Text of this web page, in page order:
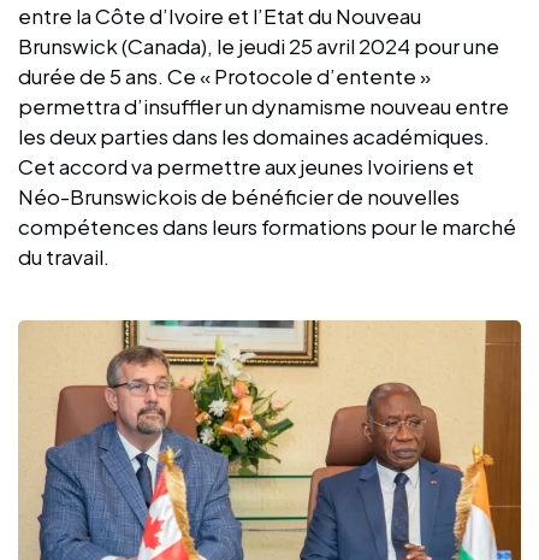
entre la Côte d’Ivoire et l’Etat du Nouveau
Brunswick (Canada), le jeudi 25 avril 2024 pour une
durée de 5 ans. Ce « Protocole d’entente »
permettra d’insuffler un dynamisme nouveau entre
les deux parties dans les domaines académiques.
Cet accord va permettre aux jeunes Ivoiriens et
Néo-Brunswickois de bénéficier de nouvelles
compétences dans leurs formations pour le marché
du travail.